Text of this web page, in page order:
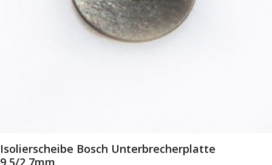
Isolierscheibe Bosch Unterbrecherplatte
9,5/2,7mm